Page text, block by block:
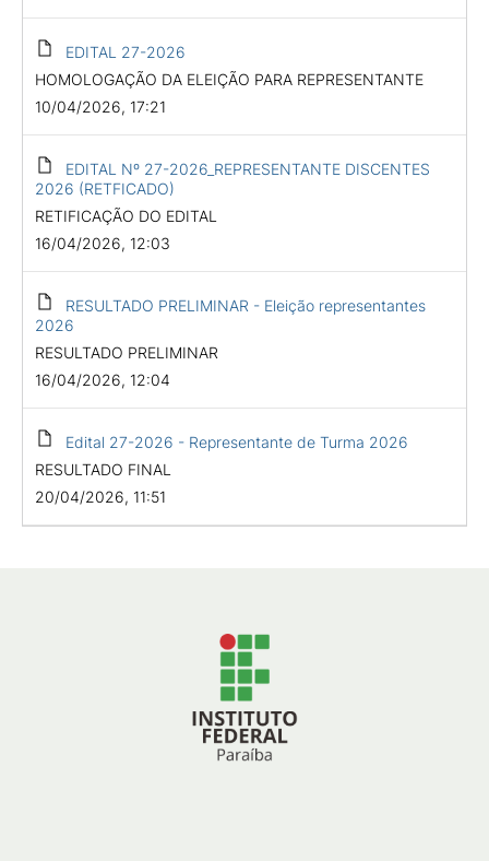
EDITAL 27-2026
HOMOLOGAÇÃO DA ELEIÇÃO PARA REPRESENTANTE
10/04/2026, 17:21
EDITAL Nº 27-2026_REPRESENTANTE DISCENTES
2026 (RETFICADO)
RETIFICAÇÃO DO EDITAL
16/04/2026, 12:03
RESULTADO PRELIMINAR - Eleição representantes
2026
RESULTADO PRELIMINAR
16/04/2026, 12:04
Edital 27-2026 - Representante de Turma 2026
RESULTADO FINAL
20/04/2026, 11:51